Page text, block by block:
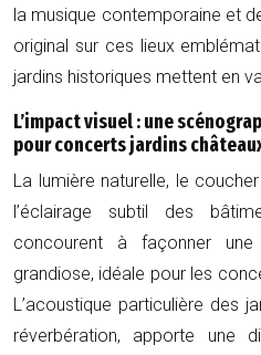
la musique contemporaine et
original sur ces lieux
jardins historiques mettent en
L’impact visuel : une
pour concerts jardins
La lumière naturelle, le
l’éclairage subtil des
concourent à façonner
grandiose, idéale pour les
L’acoustique particulière des
réverbération, apporte une